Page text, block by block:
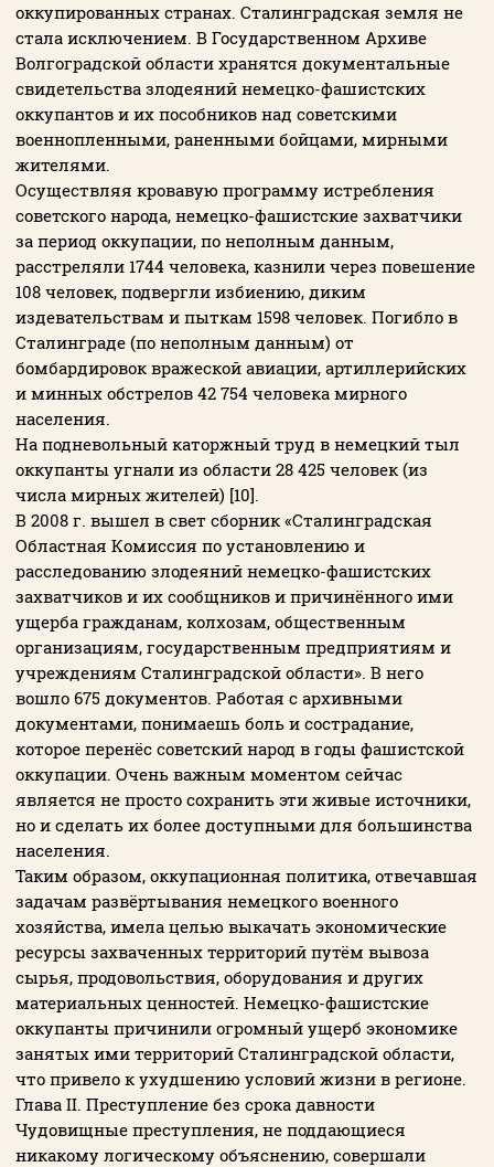
оккупированных странах. Сталинградская земля не
стала исключением. В Государственном Архиве
Волгоградской области хранятся документальные
свидетельства злодеяний немецко-фашистских
оккупантов и их пособников над советскими
военнопленными, раненными бойцами, мирными
жителями.
Осуществляя кровавую программу истребления
советского народа, немецко-фашистские захватчики
за период оккупации, по неполным данным,
расстреляли 1744 человека, казнили через повешение
108 человек, подвергли избиению, диким
издевательствам и пыткам 1598 человек. Погибло в
Сталинграде (по неполным данным) от
бомбардировок вражеской авиации, артиллерийских
и минных обстрелов 42 754 человека мирного
населения.
На подневольный каторжный труд в немецкий тыл
оккупанты угнали из области 28 425 человек (из
числа мирных жителей) [10].
В 2008 г. вышел в свет сборник «Сталинградская
Областная Комиссия по установлению и
расследованию злодеяний немецко-фашистских
захватчиков и их сообщников и причинённого ими
ущерба гражданам, колхозам, общественным
организациям, государственным предприятиям и
учреждениям Сталинградской области». В него
вошло 675 документов. Работая с архивными
документами, понимаешь боль и сострадание,
которое перенёс советский народ в годы фашистской
оккупации. Очень важным моментом сейчас
является не просто сохранить эти живые источники,
но и сделать их более доступными для большинства
населения.
Таким образом, оккупационная политика, отвечавшая
задачам развёртывания немецкого военного
хозяйства, имела целью выкачать экономические
ресурсы захваченных территорий путём вывоза
сырья, продовольствия, оборудования и других
материальных ценностей. Немецко-фашистские
оккупанты причинили огромный ущерб экономике
занятых ими территорий Сталинградской области,
что привело к ухудшению условий жизни в регионе.
Глава II. Преступление без срока давности
Чудовищные преступления, не поддающиеся
никакому логическому объяснению, совершали